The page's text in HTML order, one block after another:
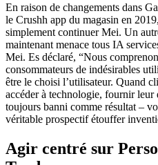
En raison de changements dans
le Crushh app du magasin en
simplement continuer Mei. Un
maintenant menace tous IA
Mei. Es déclaré, “Nous
consommateurs de indésirables
être le choisi l’utilisateur. Quand
accéder à technologie, fournir leur
toujours banni comme résultat –
véritable prospectif étouffer
Agir centré sur